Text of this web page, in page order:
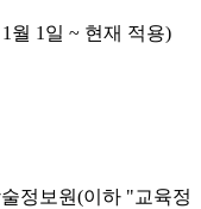
월 1일 ~ 현재 적용)
정보원(이하 "교육정